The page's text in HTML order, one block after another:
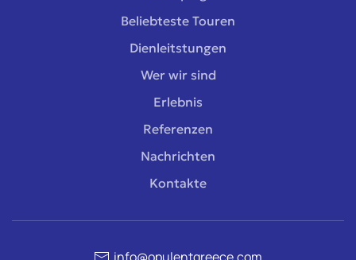
Beliebteste Touren
Dienleitstungen
Wer wir sind
Erlebnis
Referenzen
Nachrichten
Kontakte